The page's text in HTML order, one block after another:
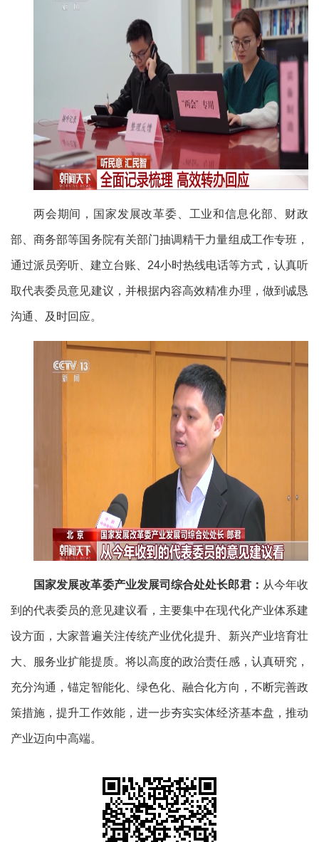
两会期间，国家发展改革委、工业和信息化部、财政
部、商务部等国务院有关部门抽调精干力量组成工作专班，
通过派员旁听、建立台账、24小时热线电话等方式，认真听
取代表委员意见建议，并根据内容高效精准办理，做到诚恳
沟通、及时回应。
国家发展改革委产业发展司综合处处长郎君： 从今年收
到的代表委员的意见建议看，主要集中在现代化产业体系建
设方面，大家普遍关注传统产业优化提升、新兴产业培育壮
大、服务业扩能提质。将以高度的政治责任感，认真研究，
充分沟通，锚定智能化、绿色化、融合化方向，不断完善政
策措施，提升工作效能，进一步夯实实体经济基本盘，推动
产业迈向中高端。